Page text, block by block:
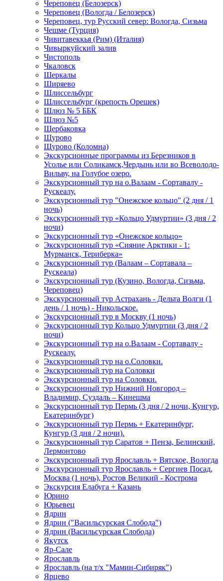
Череповец (Белозерск)
Череповец (Вологда / Белозерск)
Череповец, тур Русский север: Вологда, Сизьма
Чешме (Турция)
Чивитавеккья (Рим) (Италия)
Чивыркуйский залив
Чистополь
Чкаловск
Шеркалы
Ширяево
Шлиссельбург
Шлиссельбург (крепость Орешек)
Шлюз № 5 ББК
Шлюз №5
Щербаковка
Щурово
Щурово (Коломна)
Экскурсионные программы из Березников в
Усолье или Соликамск,Чердынь или во Всеволодо-
Вильву, на Голубое озеро.
Экскурсионный тур на о.Валаам - Сортавалу -
Рускеалу.
Экскурсионный тур "Онежское кольцо" (2 дня / 1
ночь)
Экскурсионный тур «Кольцо Удмуртии» (3 дня / 2
ночи)
Экскурсионный тур «Онежское кольцо»
Экскурсионный тур «Сияние Арктики - 1:
Мурманск, Териберка»
Экскурсионный тур (Валаам – Сортавала –
Рускеала)
Экскурсионный тур (Кузино, Вологда, Сизьма,
Череповец)
Экскурсионный тур Астрахань - Дельта Волги (1
день / 1 ночь) - Никольское.
Экскурсионный тур в Москву (1 ночь)
Экскурсионный тур Кольцо Удмуртии (3 дня / 2
ночи)
Экскурсионный тур на о.Валаам - Сортавалу -
Рускеалу.
Экскурсионный тур на о.Соловки.
Экскурсионный тур на Соловки
Экскурсионный тур на Соловки.
Экскурсионный тур Нижний Новгород –
Владимир, Суздаль – Кинешма
Экскурсионный тур Пермь (3 дня / 2 ночи, Кунгур,
Екатеринбург)
Экскурсионный тур Пермь + Екатеринбург,
Кунгур (3 дня / 2 ночи).
Экскурсионный тур Саратов + Пенза, Белинский,
Лермонтово
Экскурсионный тур Ярославль + Вятское, Вологда
Экскурсионный тур Ярославль + Сергиев Посад,
Москва (1 ночь), Ростов Великий - Кострома
Экскурсия Елабуга + Казань
Юрино
Юрьевец
Ядрин
Ядрин ("Васильсурская Слобода")
Ядрин (Васильсурская Слобода)
Якутск
Яр-Сале
Ярославль
Ярославль (на т/х "Мамин-Сибиряк")
Ярцево